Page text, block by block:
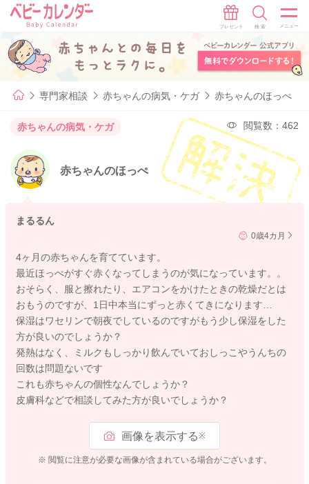
専門家相談 赤ちゃんの病気・ケガ 赤ちゃんのほっぺ
赤ちゃんの病気・ケガ 閲覧数：462
赤ちゃんのほっぺ
まるるん
0歳4カ月
4ヶ月の赤ちゃんを育てています。
最近ほっぺがすぐ赤くなってしまうのが気になっています。。
おそらく、服と擦れたり、エアコンをかけたときの乾燥だとは
おもうのですが、1日中本当にずっと赤くてきになります…
保湿はワセリンで朝夜でしているのですがもう少し保湿をした
方が良いのでしょうか？
発熱はなく、ミルクもしっかり飲んでいておしっこやうんちの
回数は問題ないです
これも赤ちゃんの個性なんでしょうか？
皮膚科などで相談してみた方が良いでしょうか？
画像を表示する※
※ 閲覧に注意が必要な画像が含まれている場合がございます。